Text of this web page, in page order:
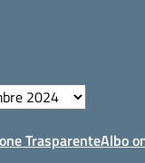
TrasparenteAlbo